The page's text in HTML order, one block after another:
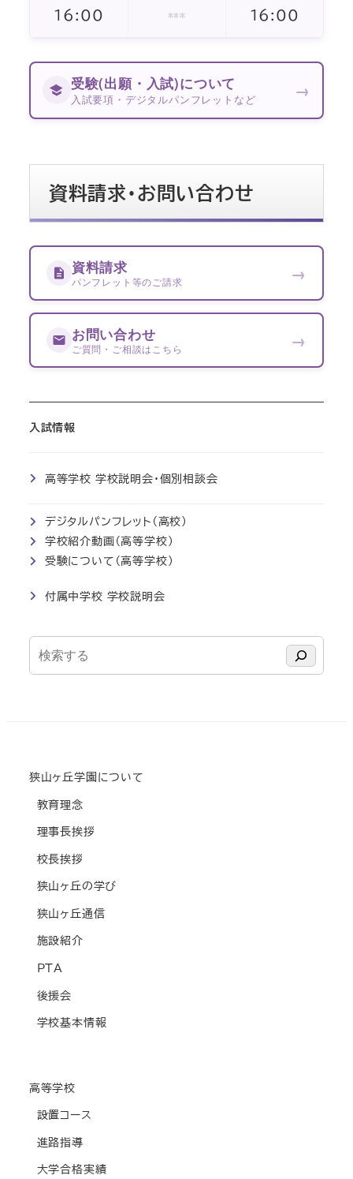
16:00 *** 16:00
受験(出願・入試)について
入試要項・デジタルパンフレットなど →
資料請求・お問い合わせ
資料請求
パンフレット等のご請求 →
お問い合わせ
ご質問・ご相談はこちら →
入試情報
高等学校 学校説明会・個別相談会
デジタルパンフレット（高校）
学校紹介動画（高等学校）
受験について（高等学校）
付属中学校 学校説明会
狭山ヶ丘学園について
教育理念
理事長挨拶
校長挨拶
狭山ヶ丘の学び
狭山ヶ丘通信
施設紹介
PTA
後援会
学校基本情報
高等学校
設置コース
進路指導
大学合格実績